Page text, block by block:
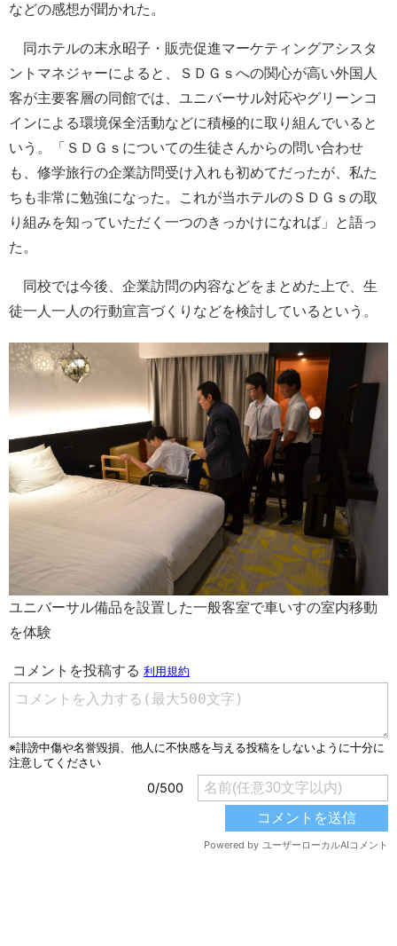
などの感想が聞かれた。
同ホテルの末永昭子・販売促進マーケティングアシスタ
ントマネジャーによると、ＳＤＧｓへの関心が高い外国人
客が主要客層の同館では、ユニバーサル対応やグリーンコ
インによる環境保全活動などに積極的に取り組んでいると
いう。「ＳＤＧｓについての生徒さんからの問い合わせ
も、修学旅行の企業訪問受け入れも初めてだったが、私た
ちも非常に勉強になった。これが当ホテルのＳＤＧｓの取
り組みを知っていただく一つのきっかけになれば」と語っ
た。
同校では今後、企業訪問の内容などをまとめた上で、生
徒一人一人の行動宣言づくりなどを検討しているという。
ユニバーサル備品を設置した一般客室で車いすの室内移動
を体験